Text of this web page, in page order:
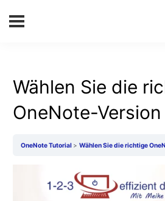
Wählen Sie die
OneNote-Version
OneNote Tutorial Wählen Sie die richtige